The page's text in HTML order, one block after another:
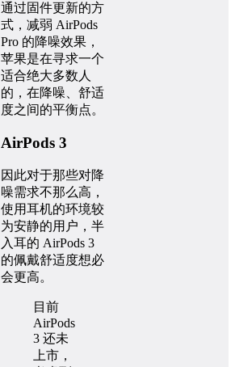
通过固件更新的方
式，减弱 AirPods
Pro 的降噪效果，
苹果是在寻求一个
适合绝大多数人
的，在降噪、舒适
度之间的平衡点。
AirPods 3
因此对于那些对降
噪需求不那么高，
使用耳机的环境较
为安静的用户，半
入耳的 AirPods 3
的佩戴舒适度想必
会更高。
目前
AirPods
3 还未
上市，